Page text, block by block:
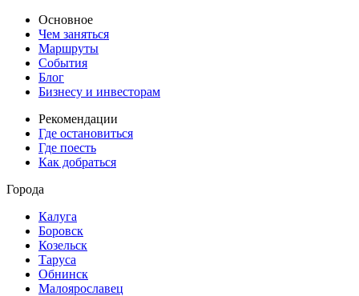
Основное
Чем заняться
Маршруты
События
Блог
Бизнесу и инвесторам
Рекомендации
Где остановиться
Где поесть
Как добраться
Города
Калуга
Боровск
Козельск
Таруса
Обнинск
Малоярославец